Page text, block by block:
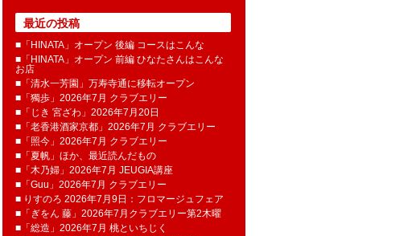
最近の投稿
■「HINATA」オープン 後編 コースはこんな
■「HINATA」オープン 前編 ひなたさんはこんな
お店
■「清水一芳園」万寿寺通に移転オープン
■「獨歩」2026年7月 クラブエリー
■「じき 宮ざわ」2026年7月20日
■「老香港酒家京都」2026年7月 クラブエリー
■「照今」2026年7月 クラブエリー
■「夏帆」ほか、最近読んだもの
■「木乃婦」2026年7月 JEUGIA講座
■「Guu」2026年7月 クラブエリー
■ りすのろ 2026年7月9日：フロマージュフェア
■「ぎをん 藤」2026年7月クラブエリー第2木曜
■「総造」2026年7月 桃といちじく